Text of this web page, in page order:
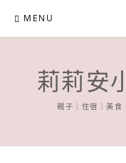
content
MENU
莉莉安
親子｜住宿｜美食